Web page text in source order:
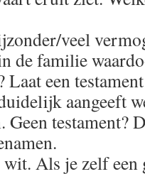
veel
de familie
Laat een
aangeeft
testament?
Als je zelf een